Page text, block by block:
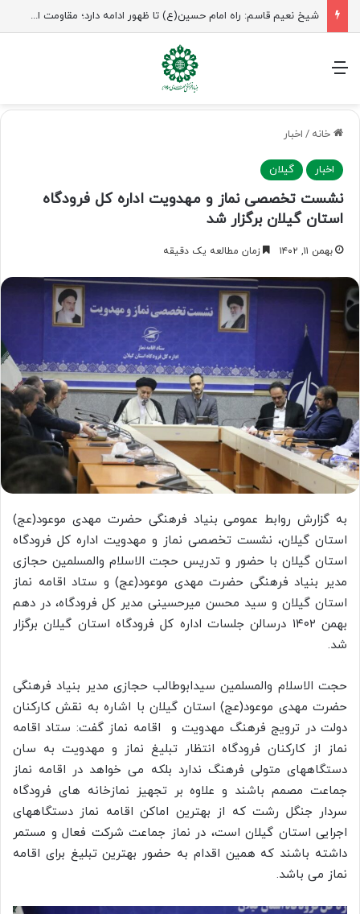
راهپیمایی اربعین، رزمایش منتظران ظهور
منو
خانه / اخبار
اخبار گیلان
نشست تخصصی نماز و مهدویت اداره کل فرودگاه
استان گیلان برگزار شد
بهمن ۱۱, ۱۴۰۲ زمان مطالعه یک دقیقه
به گزارش روابط عمومی بنیاد فرهنگی حضرت مهدی موعود(عج)
استان گیلان، نشست تخصصی نماز و مهدویت اداره کل فرودگاه
استان گیلان با حضور و تدریس حجت الاسلام والمسلمین حجازی
مدیر بنیاد فرهنگی حضرت مهدی موعود(عج) و ستاد اقامه نماز
استان گیلان و سید محسن میرحسینی مدیر کل فرودگاه، در دهم
بهمن ۱۴۰۲ درسالن جلسات اداره کل فرودگاه استان گیلان برگزار
شد.
حجت الاسلام والمسلمین سیدابوطالب حجازی مدیر بنیاد فرهنگی
حضرت مهدی موعود(عج) استان گیلان با اشاره به نقش کارکنان
دولت در ترویج فرهنگ مهدویت و اقامه نماز گفت: ستاد اقامه
نماز از کارکنان فرودگاه انتظار تبلیغ نماز و مهدویت به سان
دستگاههای متولی فرهنگ ندارد بلکه می خواهد در اقامه نماز
جماعت مصمم باشند و علاوه بر تجهیز نمازخانه های فرودگاه
سردار جنگل رشت که از بهترین اماکن اقامه نماز دستگاههای
اجرایی استان گیلان است، در نماز جماعت شرکت فعال و مستمر
داشته باشند که همین اقدام به حضور بهترین تبلیغ برای اقامه
نماز می باشد.